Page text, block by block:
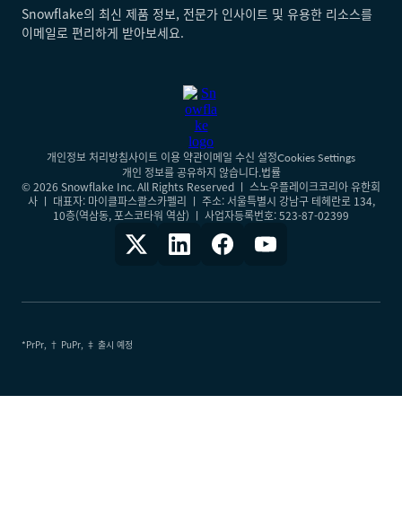
Snowflake의 최신 제품 정보, 전문가 인사이트 및 유용한 리소스를
이메일로 편리하게 받아보세요.
개인정보 처리방침사이트 이용 약관이메일 수신 설정Cookies Settings
개인 정보를 공유하지 않습니다.법률
© 2026 Snowflake Inc. All Rights Reserved ㅣ 스노우플레이크코리아 유한회
사 ㅣ 대표자: 마이클파스콸스카펠리 ㅣ 주소: 서울특별시 강남구 테헤란로 134,
10층(역삼동, 포스코타워 역삼) ㅣ 사업자등록번호: 523-87-02399
*PrPr, † PuPr, ‡ 출시 예정